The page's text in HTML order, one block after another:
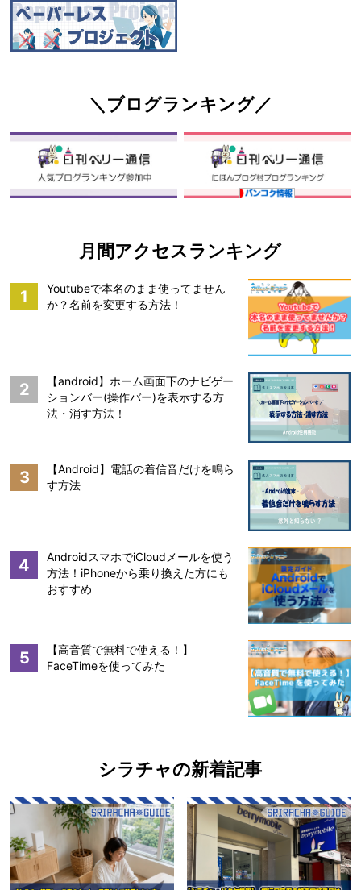
＼ブログランキング／
月間アクセスランキング
1
Youtubeで本名のまま使ってません
か？名前を変更する方法！
2
【android】ホーム画面下のナビゲー
ションバー(操作バー)を表示する方
法・消す方法！
3
【Android】電話の着信音だけを鳴ら
す方法
4
AndroidスマホでiCloudメールを使う
方法！iPhoneから乗り換えた方にも
おすすめ
5
【高音質で無料で使える！】
FaceTimeを使ってみた
シラチャの新着記事